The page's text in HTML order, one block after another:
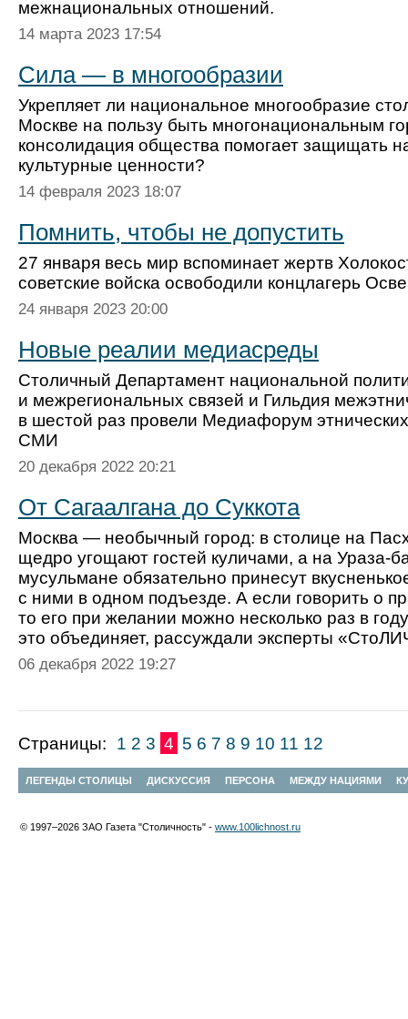
межнациональных отношений.
14 марта 2023 17:54
Сила — в многообразии
Укрепляет ли национальное многообразие
Москве на пользу быть многонациональным
консолидация общества помогает защищать
культурные ценности?
14 февраля 2023 18:07
Помнить, чтобы не допустить
27 января весь мир вспоминает жертв
советские войска освободили концлагерь
24 января 2023 20:00
Новые реалии медиасреды
Столичный Департамент национальной
и межрегиональных связей и Гильдия
в шестой раз провели Медиафорум
СМИ
20 декабря 2022 20:21
От Сагаалгана до Суккота
Москва — необычный город: в столице на
щедро угощают гостей куличами, а на Ураза-
мусульмане обязательно принесут
с ними в одном подъезде. А если говорить о
то его при желании можно несколько раз в
это объединяет, рассуждали эксперты
06 декабря 2022 19:27
Страницы: 1 2 3 4 5 6 7 8 9 10 11 12
ЛЕГЕНДЫ СТОЛИЦЫ ДИСКУССИЯ ПЕРСОНА МЕЖДУ НАЦИЯМИ
© 1997–2026 ЗАО Газета "Столичность" - www.100lichnost.ru